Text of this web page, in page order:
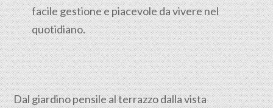
facile gestione e piacevole da vivere nel
quotidiano.
Dal giardino pensile al terrazzo dalla vista